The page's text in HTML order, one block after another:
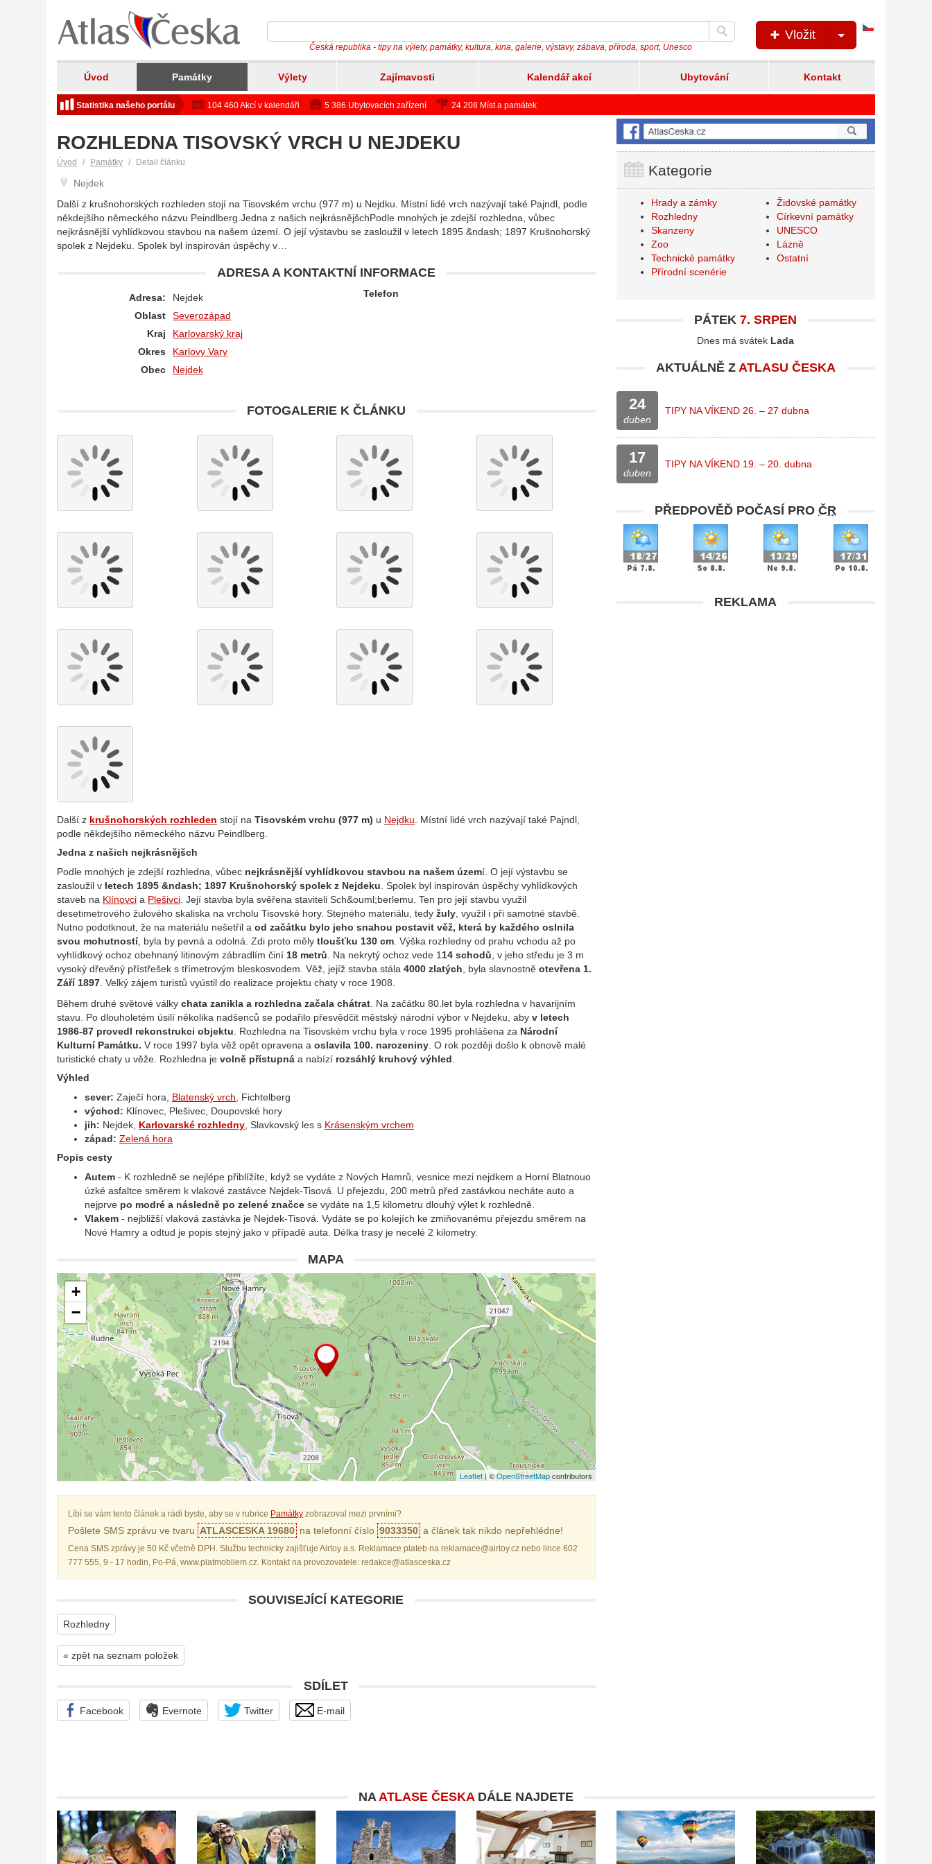
Česká republika - tipy na výlety, památky, kultura, kina, galerie, výstavy, zábava, příroda, sport, Unesco
Vložit
Úvod Památky Výlety Zajímavosti Kalendář akcí Ubytování Kontakt
Statistika našeho portálu 104 460 Akcí v kalendáři 5 386 Ubytovacích zařízení 24 208 Míst a památek
ROZHLEDNA TISOVSKÝ VRCH U NEJDEKU
Úvod Památky Detail článku
Nejdek
Další z krušnohorských rozhleden stojí na Tisovském vrchu (977 m) u Nejdku. Místní lidé vrch nazývají také Pajndl, podle
někdejšího německého názvu Peindlberg.Jedna z našich nejkrásnějšchPodle mnohých je zdejší rozhledna, vůbec
nejkrásnější vyhlídkovou stavbou na našem území. O její výstavbu se zasloužil v letech 1895 &ndash; 1897 Krušnohorský
spolek z Nejdeku. Spolek byl inspirován úspěchy v…
ADRESA A KONTAKTNÍ INFORMACE
Adresa:
Nejdek
Oblast
Severozápad
Kraj
Karlovarský kraj
Okres
Karlovy Vary
Obec
Nejdek
Telefon
FOTOGALERIE K ČLÁNKU
Další z krušnohorských rozhleden stojí na Tisovském vrchu (977 m) u Nejdku . Místní lidé vrch nazývají také Pajndl,
podle někdejšího německého názvu Peindlberg.
Jedna z našich nejkrásnějšch
Podle mnohých je zdejší rozhledna, vůbec nejkrásnější vyhlídkovou stavbou na našem území. O její výstavbu se
zasloužil v letech 1895 &ndash; 1897 Krušnohorský spolek z Nejdeku . Spolek byl inspirován úspěchy vyhlídkových
staveb na Klínovci a Plešivci . Její stavba byla svěřena staviteli Sch&ouml;berlemu. Ten pro její stavbu využil
desetimetrového žulového skaliska na vrcholu Tisovské hory. Stejného materiálu, tedy žuly , využil i při samotné stavbě.
Nutno podotknout, že na materiálu nešetřil a od začátku bylo jeho snahou postavit věž, která by každého oslnila
svou mohutností, byla by pevná a odolná. Zdi proto měly tloušťku 130 cm . Výška rozhledny od prahu vchodu až po
vyhlídkový ochoz obehnaný litinovým zábradlím činí 18 metrů . Na nekrytý ochoz vede 1 14 schodů , v jeho středu je 3 m
vysoký dřevěný přístřešek s třímetrovým bleskosvodem. Věž, jejíž stavba stála 4000 zlatých , byla slavnostně otevřena 1.
Září 1897 . Velký zájem turistů vyústil do realizace projektu chaty v roce 1908.
Během druhé světové války chata zanikla a rozhledna začala chátrat . Na začátku 80.let byla rozhledna v havarijním
stavu. Po dlouholetém úsilí několika nadšenců se podařilo přesvědčit městský národní výbor v Nejdeku, aby v letech
1986-87 provedl rekonstrukci objektu . Rozhledna na Tisovském vrchu byla v roce 1995 prohlášena za Národní
Kulturní Památku. V roce 1997 byla věž opět opravena a oslavila 100. narozeniny . O rok později došlo k obnově malé
turistické chaty u věže. Rozhledna je volně přístupná a nabízí rozsáhlý kruhový výhled
Výhled
sever: Zaječí hora, Blatenský vrch , Fichtelberg
východ: Klínovec, Plešivec, Doupovské hory
jih: Nejdek, Karlovarské rozhledny , Slavkovský les s Krásenským vrchem
západ: Zelená hora
Popis cesty
Autem - K rozhledně se nejlépe přiblížíte, když se vydáte z Nových Hamrů, vesnice mezi nejdkem a Horní Blatnouo
úzké asfaltce směrem k vlakové zastávce Nejdek-Tisová. U přejezdu, 200 metrů před zastávkou necháte auto a
nejprve po modré a následně po zelené značce se vydáte na 1,5 kilometru dlouhý výlet k rozhledně.
Vlakem - nejbližší vlaková zastávka je Nejdek-Tisová. Vydáte se po kolejích ke zmiňovanému přejezdu směrem na
Nové Hamry a odtud je popis stejný jako v případě auta. Délka trasy je necelé 2 kilometry.
MAPA
+
−
Leaflet| ©OpenStreetMapcontributors
Líbí se vám tento článek a rádi byste, aby se v rubrice Památky zobrazoval mezi prvními?
Pošlete SMS zprávu ve tvaru ATLASCESKA 19680 na telefonní číslo 9033350 a článek tak nikdo nepřehlédne!
Cena SMS zprávy je 50 Kč včetně DPH. Službu technicky zajišťuje Airtoy a.s. Reklamace plateb na reklamace@airtoy.cz nebo lince 602
777 555, 9 - 17 hodin, Po-Pá, www.platmobilem.cz. Kontakt na provozovatele: redakce@atlasceska.cz
SOUVISEJÍCÍ KATEGORIE
Rozhledny
« zpět na seznam položek
SDÍLET
Facebook Evernote Twitter E-mail
Kategorie
Hrady a zámky
Rozhledny
Skanzeny
Zoo
Technické památky
Přírodní scenérie
Židovské památky
Církevní památky
UNESCO
Lázně
Ostatní
PÁTEK7. SRPEN
Dnes má svátek Lada
AKTUÁLNĚ Z ATLASU ČESKA
24
duben
TIPY NA VÍKEND 26. – 27 dubna
17
duben
TIPY NA VÍKEND 19. – 20. dubna
PŘEDPOVĚĎ POČASÍ PROČR
REKLAMA
NAATLASE ČESKADÁLE NAJDETE